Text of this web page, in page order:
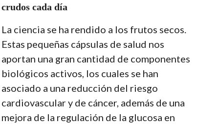
crudos cada día
La ciencia se ha rendido a los frutos secos.
Estas pequeñas cápsulas de salud nos
aportan una gran cantidad de componentes
biológicos activos, los cuales se han
asociado a una reducción del riesgo
cardiovascular y de cáncer, además de una
mejora de la regulación de la glucosa en